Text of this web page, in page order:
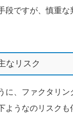
段ですが、慎重な
なリスク
に、ファクタリン
ようなのリスクも